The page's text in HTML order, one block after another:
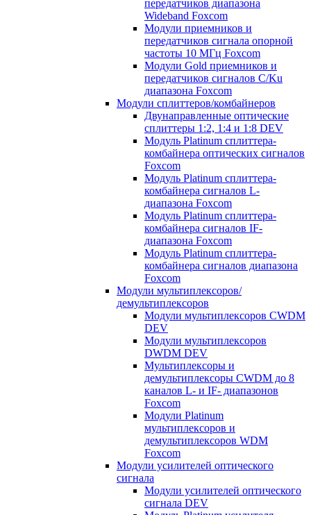
передатчиков диапазона
Wideband Foxcom
Модули приемников и
передатчиков сигнала опорной
частоты 10 МГц Foxcom
Модули Gold приемников и
передатчиков сигналов C/Ku
диапазона Foxcom
Модули сплиттеров/комбайнеров
Двунаправленные оптические
сплиттеры 1:2, 1:4 и 1:8 DEV
Модуль Platinum cплиттера-
комбайнера оптических сигналов
Foxcom
Модуль Platinum сплиттера-
комбайнера сигналов L-
диапазона Foxcom
Модуль Platinum сплиттера-
комбайнера сигналов IF-
диапазона Foxcom
Модуль Platinum сплиттера-
комбайнера сигналов диапазона
Foxcom
Модули мультиплексоров/
демультиплексоров
Модули мультиплексоров CWDM
DEV
Модули мультиплексоров
DWDM DEV
Мультиплексоры и
демультиплексоры CWDM до 8
каналов L- и IF- диапазонов
Foxcom
Модули Platinum
мультиплексоров и
демультиплексоров WDM
Foxcom
Модули усилителей оптического
сигнала
Модули усилителей оптического
сигнала DEV